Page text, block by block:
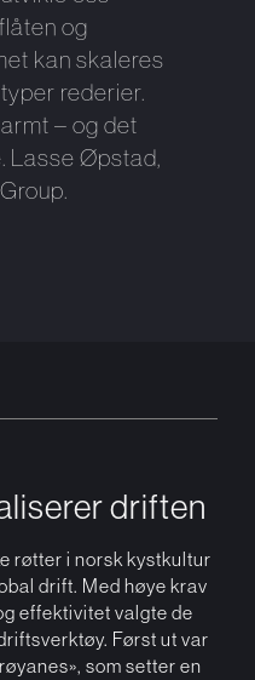
og
kan skaleres
rederier.
– og det
Lasse Øpstad,
driften
røtter i norsk kystkultur
drift. Med høye krav
effektivitet valgte de
Først ut var
som setter en